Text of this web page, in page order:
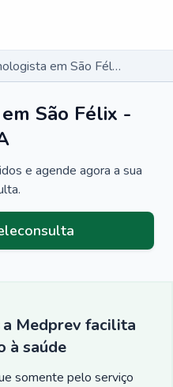
Pneumologista em São Félix - BA
São Félix -
e agende agora a sua
a Medprev facilita
à saúde
somente pelo serviço